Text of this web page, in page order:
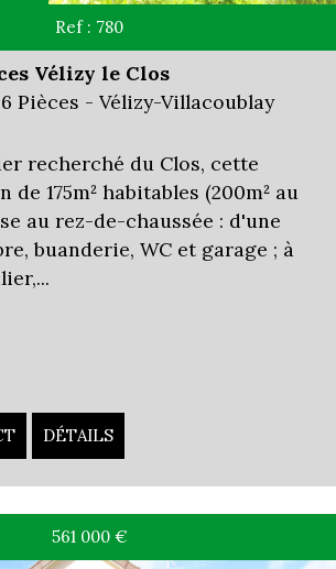
Ref : 780
Vélizy le Clos
6 Pièces - Vélizy-Villacoublay
recherché du Clos, cette
de 175m² habitables (200m² au
au rez-de-chaussée : d'une
buanderie, WC et garage ; à
DÉTAILS
561 000 €